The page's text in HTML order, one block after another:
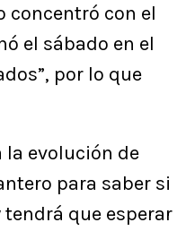
concentró con el
el sábado en el
por lo que
la evolución de
para saber si
que esperar